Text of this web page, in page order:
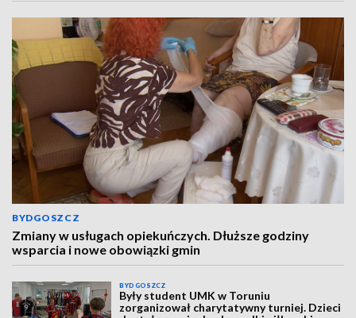
BYDGOSZCZ
Zmiany w usługach opiekuńczych. Dłuższe godziny
wsparcia i nowe obowiązki gmin
BYDGOSZCZ
Były student UMK w Toruniu
zorganizował charytatywny turniej. Dzieci